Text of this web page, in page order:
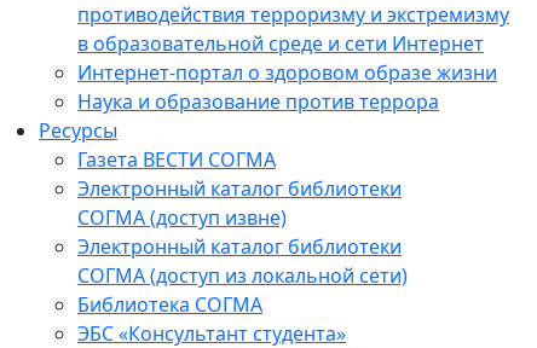
противодействия терроризму и экстремизму
в образовательной среде и сети Интернет
Интернет-портал о здоровом образе жизни
Наука и образование против террора
Ресурсы
Газета ВЕСТИ СОГМА
Электронный каталог библиотеки
СОГМА (доступ извне)
Электронный каталог библиотеки
СОГМА (доступ из локальной сети)
Библиотека СОГМА
ЭБС «Консультант студента»